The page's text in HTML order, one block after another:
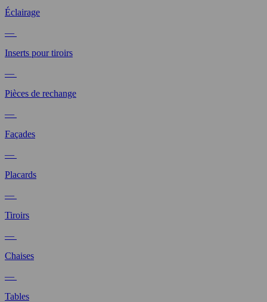
Éclairage
—
Inserts pour tiroirs
—
Pièces de rechange
—
Façades
—
Placards
—
Tiroirs
—
Chaises
—
Tables